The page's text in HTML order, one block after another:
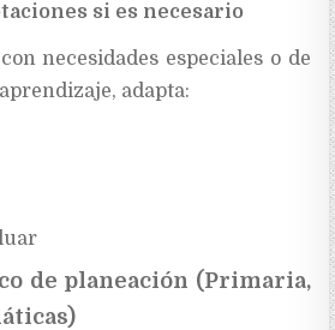
si es necesario
necesidades especiales o de
adapta:
de planeación (Primaria,